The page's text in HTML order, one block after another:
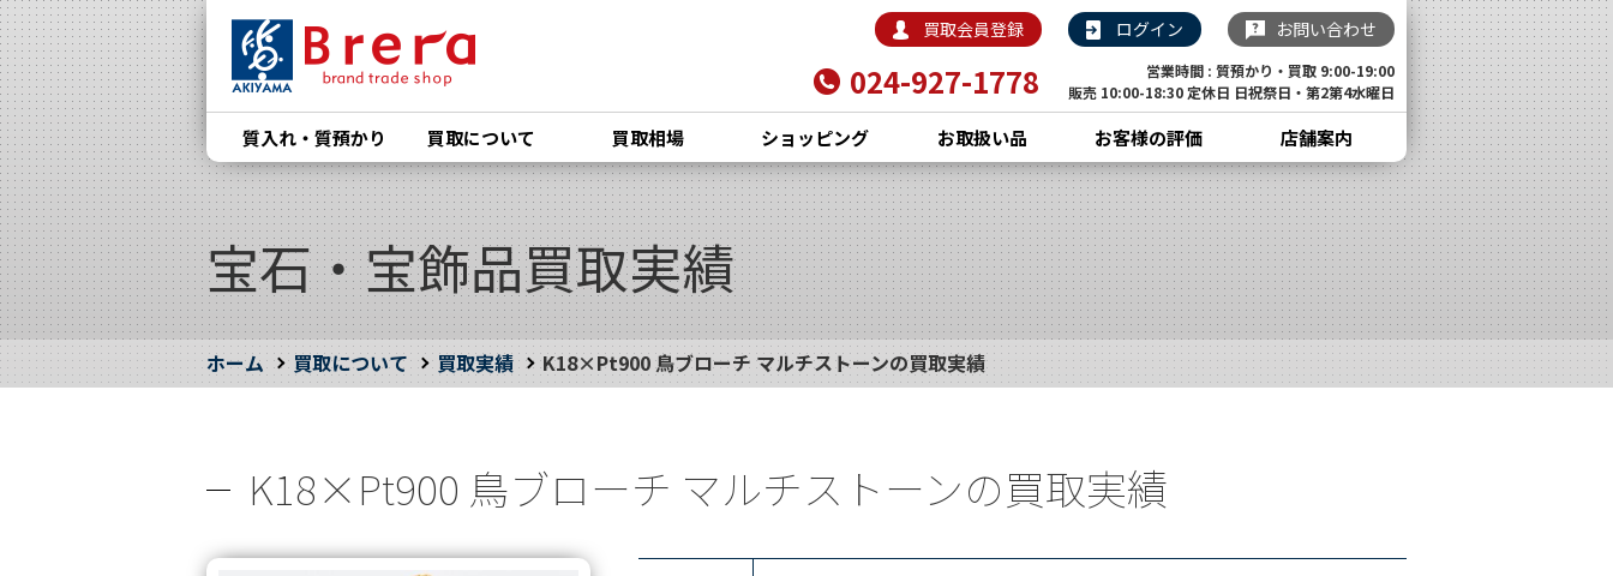
買取会員登録 ログイン お問い合わせ
024-927-1778
営業時間 : 質預かり・買取 9:00-19:00
販売 10:00-18:30 定休日 日祝祭日・第2第4水曜日
質入れ・質預かり 買取について 買取相場 ショッピング お取扱い品 お客様の評価 店舗案内
宝石・宝飾品買取実績
ホーム 買取について 買取実績 K18×Pt900 鳥ブローチ マルチストーンの買取実績
K18×Pt900 鳥ブローチ マルチストーンの買取実績